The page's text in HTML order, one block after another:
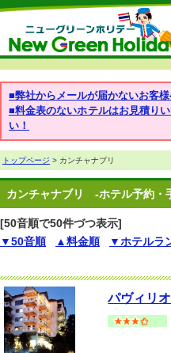
■弊社からメールが届かないお客
■料金表のないホテルはお見積り
い！
トップページ > カンチャナブリ
カンチャナブリ -ホテル予約・
[50音順で50件づつ表示]
▼50音順
▲料金順 ▼ホテルラ
パヴィリ